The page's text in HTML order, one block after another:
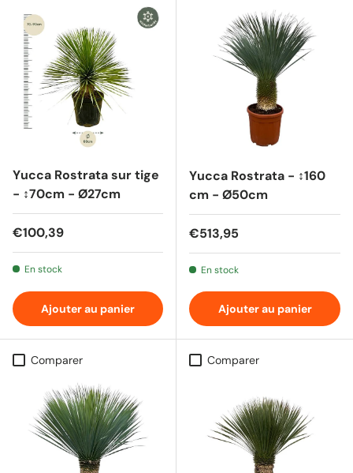
Yucca Rostrata sur tige
- ↕70cm - Ø27cm
Prix habituel
€100,39
En stock
Ajouter au panier
Yucca Rostrata - ↕160
cm - Ø50cm
Prix habituel
€513,95
En stock
Ajouter au panier
Comparer Comparer